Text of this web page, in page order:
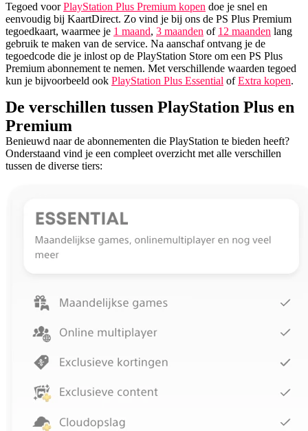
Tegoed voorPlayStation Plus Premium kopen doe je snel en
eenvoudig bij KaartDirect. Zo vind je bij ons de PS Plus Premium
tegoedkaart, waarmee je 1 maand, 3 maanden of 12 maanden lang
gebruik te maken van de service. Na aanschaf ontvang je de
tegoedcode die je inlost op de PlayStation Store om een PS Plus
Premium abonnement te nemen. Met verschillende waarden tegoed
kun je bijvoorbeeld ook PlayStation Plus Essential ofExtra kopen.
De verschillen tussen PlayStation Plus en
Premium
Benieuwd naar de abonnementen die PlayStation te bieden heeft?
Onderstaand vind je een compleet overzicht met alle verschillen
tussen de diverse tiers: